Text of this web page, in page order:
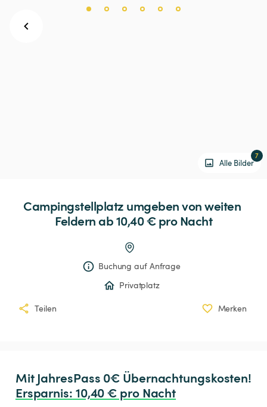
Alle Bilder
7
Campingstellplatz umgebenvonweiten
Feldern ab 10,40 € pro Nacht
Buchung auf Anfrage
Privatplatz
Teilen Merken
Ersparnis: 10,40 € pro Nacht